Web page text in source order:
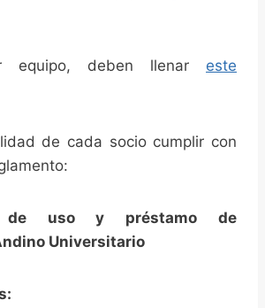
equipo, deben llenar este
de cada socio cumplir con
de uso y préstamo de
Universitario